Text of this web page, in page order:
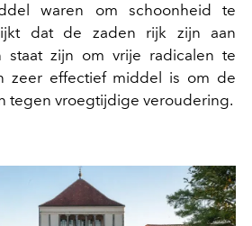
waren om schoonheid te
dat de zaden rijk zijn aan
staat zijn om vrije radicalen te
zeer effectief middel is om de
tegen vroegtijdige veroudering.